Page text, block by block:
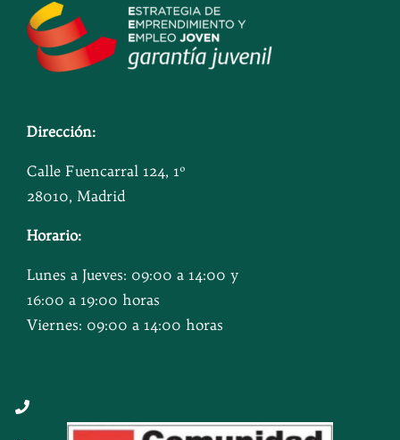
Dirección:
Calle Fuencarral 124, 1º
28010, Madrid
Horario:
Lunes a Jueves: 09:00 a 14:00 y
16:00 a 19:00 horas
Viernes: 09:00 a 14:00 horas
Button
Button